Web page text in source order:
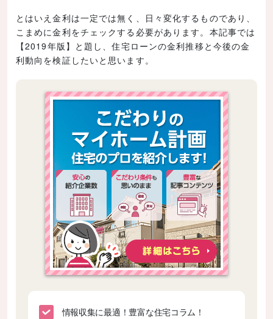
とはいえ金利は一定では無く、日々変化するものであり、
こまめに金利をチェックする必要があります。本記事では
【2019年版】と題し、住宅ローンの金利推移と今後の金
利動向を検証したいと思います。
情報収集に最適！豊富な住宅コラム！